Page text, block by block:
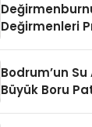
Değirmenleri
Bodrum’un
Büyük Boru